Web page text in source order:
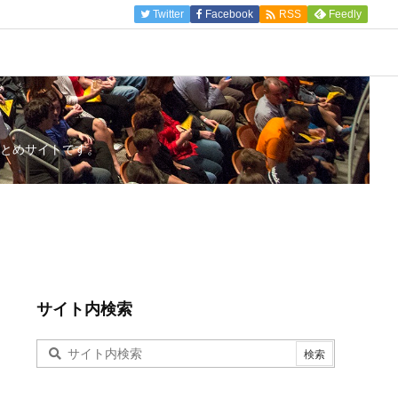
Twitter Facebook  RSS Feedly
めサイトです。
サイト内検索